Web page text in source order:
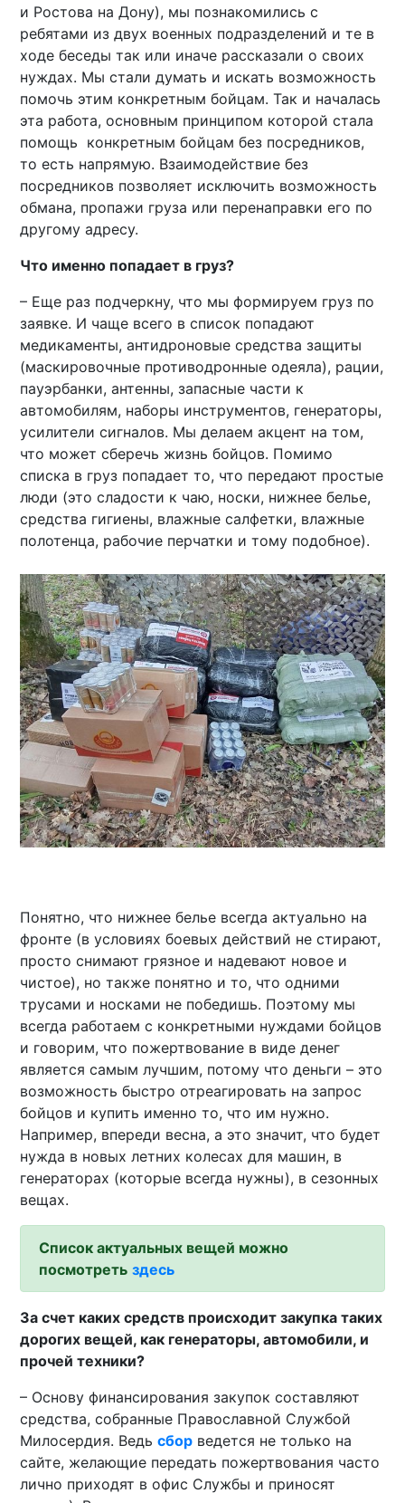
и Ростова на Дону), мы познакомились с
ребятами из двух военных подразделений и те в
ходе беседы так или иначе рассказали о своих
нуждах. Мы стали думать и искать возможность
помочь этим конкретным бойцам. Так и началась
эта работа, основным принципом которой стала
помощь конкретным бойцам без посредников,
то есть напрямую. Взаимодействие без
посредников позволяет исключить возможность
обмана, пропажи груза или перенаправки его по
другому адресу.
Что именно попадает в груз?
– Еще раз подчеркну, что мы формируем груз по
заявке. И чаще всего в список попадают
медикаменты, антидроновые средства защиты
(маскировочные противодронные одеяла), рации,
пауэрбанки, антенны, запасные части к
автомобилям, наборы инструментов, генераторы,
усилители сигналов. Мы делаем акцент на том,
что может сберечь жизнь бойцов. Помимо
списка в груз попадает то, что передают простые
люди (это сладости к чаю, носки, нижнее белье,
средства гигиены, влажные салфетки, влажные
полотенца, рабочие перчатки и тому подобное).
Понятно, что нижнее белье всегда актуально на
фронте (в условиях боевых действий не стирают,
просто снимают грязное и надевают новое и
чистое), но также понятно и то, что одними
трусами и носками не победишь. Поэтому мы
всегда работаем с конкретными нуждами бойцов
и говорим, что пожертвование в виде денег
является самым лучшим, потому что деньги – это
возможность быстро отреагировать на запрос
бойцов и купить именно то, что им нужно.
Например, впереди весна, а это значит, что будет
нужда в новых летних колесах для машин, в
генераторах (которые всегда нужны), в сезонных
вещах.
Список актуальных вещей можно
посмотреть здесь
За счет каких средств происходит закупка таких
дорогих вещей, как генераторы, автомобили, и
прочей техники?
– Основу финансирования закупок составляют
средства, собранные Православной Службой
Милосердия. Ведьсбор ведется не только на
сайте, желающие передать пожертвования часто
лично приходят в офис Службы и приносят